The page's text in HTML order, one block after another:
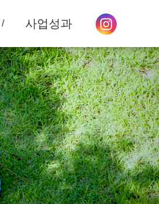
사업성과